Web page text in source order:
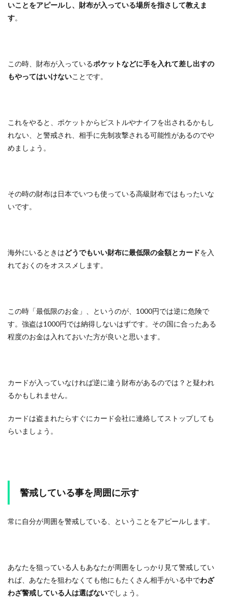
いことをアピールし、財布が入っている場所を指さして教えま
す。
この時、財布が入っているポケットなどに手を入れて差し出すの
もやってはいけないことです。
これをやると、ポケットからピストルやナイフを出されるかもし
れない、と警戒され、相手に先制攻撃される可能性があるのでや
めましょう。
その時の財布は日本でいつも使っている高級財布ではもったいな
いです。
海外にいるときはどうでもいい財布に最低限の金額とカードを入
れておくのをオススメします。
この時「最低限のお金」、というのが、1000円では逆に危険で
す。強盗は1000円では納得しないはずです。その国に合ったある
程度のお金は入れておいた方が良いと思います。
カードが入っていなければ逆に違う財布があるのでは？と疑われ
るかもしれません。
カードは盗まれたらすぐにカード会社に連絡してストップしても
らいましょう。
警戒している事を周囲に示す
常に自分が周囲を警戒している、ということをアピールします。
あなたを狙っている人もあなたが周囲をしっかり見て警戒してい
れば、あなたを狙わなくても他にもたくさん相手がいる中でわざ
わざ警戒している人は選ばないでしょう。